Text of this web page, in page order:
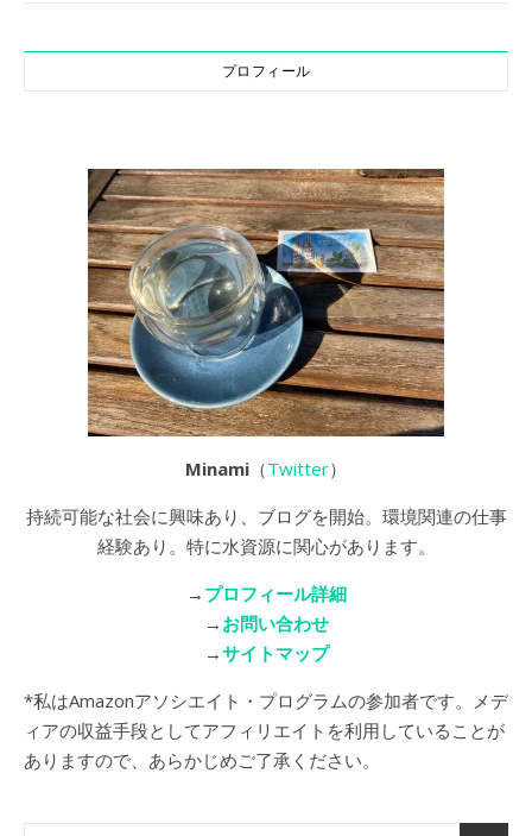
プロフィール
Minami （Twitter）
持続可能な社会に興味あり、ブログを開始。環境関連の仕事
経験あり。特に水資源に関心があります。
→ プロフィール詳細
→ お問い合わせ
→サイトマップ
*私はAmazonアソシエイト・プログラムの参加者です。メデ
ィアの収益手段としてアフィリエイトを利用していることが
ありますので、あらかじめご了承ください。